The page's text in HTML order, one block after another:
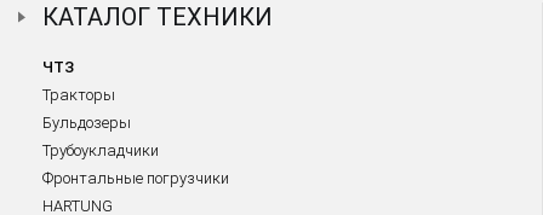
КАТАЛОГ ТЕХНИКИ
ЧТЗ
Тракторы
Бульдозеры
Трубоукладчики
Фронтальные погрузчики
HARTUNG